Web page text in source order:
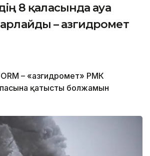
8 қаласында ауа
– Қазгидромет
– «Қазгидромет» РМК
қатысты болжамын